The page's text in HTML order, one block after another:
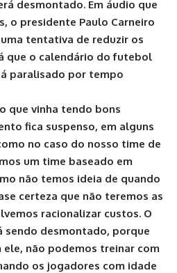
desmontado. Em áudio que
o presidente Paulo Carneiro
tentativa de reduzir os
que o calendário do futebol
paralisado por tempo
que vinha tendo bons
fica suspenso, em alguns
no caso do nosso time de
um time baseado em
não temos ideia de quando
certeza que não teremos as
racionalizar custos. O
sendo desmontado, porque
não podemos treinar com
os jogadores com idade